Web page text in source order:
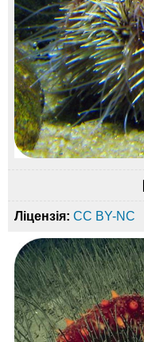
Ліцензія: CC BY-NC